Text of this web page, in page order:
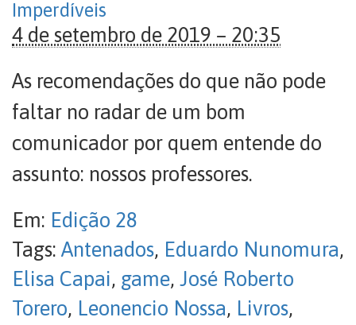
Imperdíveis
4 de setembro de 2019 – 20:35
As recomendações do que não pode
faltar no radar de um bom
comunicador por quem entende do
assunto: nossos professores.
Em: Edição 28
Tags: Antenados, Eduardo Nunomura,
Elisa Capai, game, José Roberto
Torero, Leonencio Nossa, Livros,